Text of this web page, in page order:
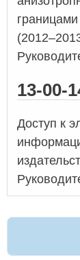
13-00-
Доступ к